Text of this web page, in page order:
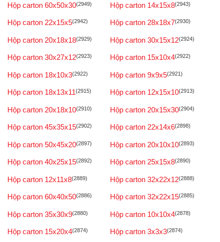
Hộp carton 60x50x30(2949) Hộp carton 14x15x8(2943)
Hộp carton 22x15x5(2942) Hộp carton 28x18x7(2930)
Hộp carton 20x18x18(2929) Hộp carton 30x15x12(2924)
Hộp carton 30x27x12(2923) Hộp carton 15x10x4(2922)
Hộp carton 18x10x3(2922) Hộp carton 9x9x5(2921)
Hộp carton 18x13x11(2915) Hộp carton 12x15x10(2913)
Hộp carton 20x18x10(2910) Hộp carton 20x15x30(2904)
Hộp carton 45x35x15(2902) Hộp carton 22x14x6(2898)
Hộp carton 50x45x20(2897) Hộp carton 20x10x10(2893)
Hộp carton 40x25x15(2892) Hộp carton 25x15x8(2890)
Hộp carton 12x11x8(2889) Hộp carton 32x22x12(2888)
Hộp carton 60x40x50(2886) Hộp carton 32x22x15(2885)
Hộp carton 35x30x9(2880) Hộp carton 10x10x4(2878)
Hộp carton 15x20x4(2874) Hộp carton 3x3x3(2874)